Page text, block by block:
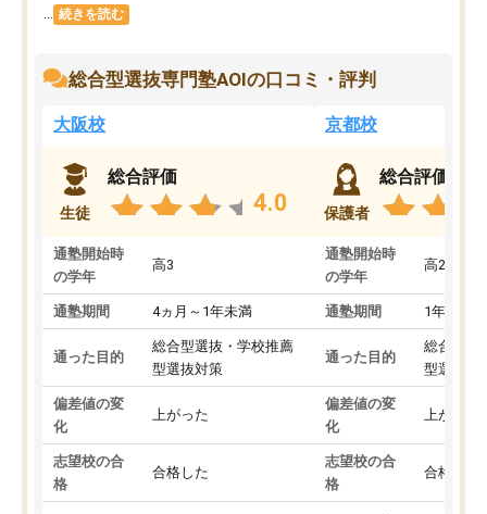
続きを読む
総合型選抜専門塾AOIの口コミ・評判
大阪校
生徒
総合評価
4.0
通塾開始時
の学年
高3
通塾期間 4ヵ月～1年未満
通った目的
総合型選抜・学校推薦
型選抜対策
偏差値の変
化
上がった
志望校の合
格
合格した
京都校
保護者
総合評価
通塾開始時
の学年
高2
通塾期間 1年以上
通った目的
総合型選
型選抜対
偏差値の変
化
上がった
志望校の合
格
合格した